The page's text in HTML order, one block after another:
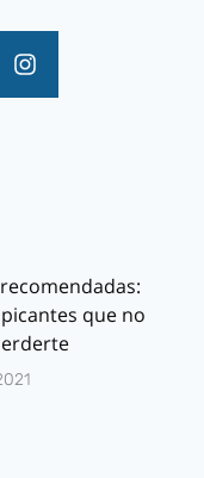
que no